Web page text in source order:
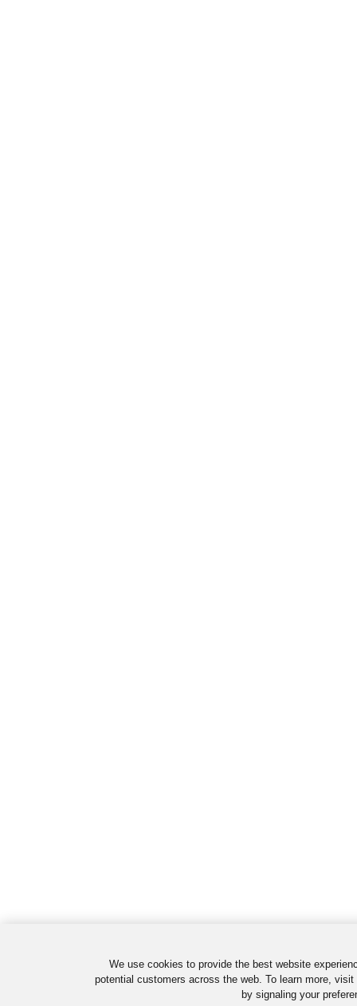
We use cookies to provide the best website
potential customers across the web. To learn more,
by signaling your